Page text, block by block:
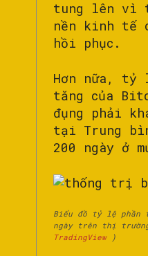
tung lên vì
nền kinh tế
hồi phục.
Hơn nữa, tỷ
tăng của
đụng phải
tại Trung
200 ngày ở
Biểu đồ tỷ lệ phần
ngày trên thị
TradingView)